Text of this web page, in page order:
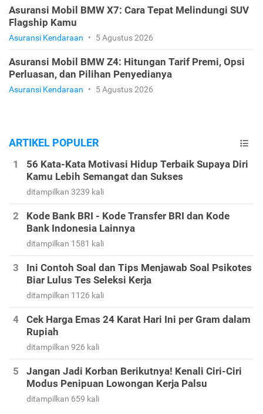
Asuransi Mobil BMW X7: Cara Tepat Melindungi SUV
Flagship Kamu
Asuransi Kendaraan • 5 Agustus 2026
Asuransi Mobil BMW Z4: Hitungan Tarif Premi, Opsi
Perluasan, dan Pilihan Penyedianya
Asuransi Kendaraan • 5 Agustus 2026
ARTIKEL POPULER
56 Kata-Kata Motivasi Hidup Terbaik Supaya Diri
Kamu Lebih Semangat dan Sukses
ditampilkan 3239 kali
Kode Bank BRI - Kode Transfer BRI dan Kode
Bank Indonesia Lainnya
ditampilkan 1581 kali
Ini Contoh Soal dan Tips Menjawab Soal Psikotes
Biar Lulus Tes Seleksi Kerja
ditampilkan 1126 kali
Cek Harga Emas 24 Karat Hari Ini per Gram dalam
Rupiah
ditampilkan 926 kali
Jangan Jadi Korban Berikutnya! Kenali Ciri-Ciri
Modus Penipuan Lowongan Kerja Palsu
ditampilkan 659 kali